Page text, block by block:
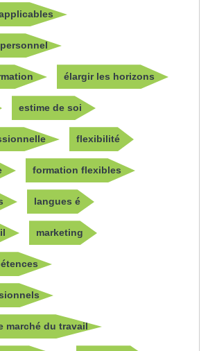
élargir les horizons
estime de soi
flexibilité
formation flexibles
langues é
marketing
marché du travail